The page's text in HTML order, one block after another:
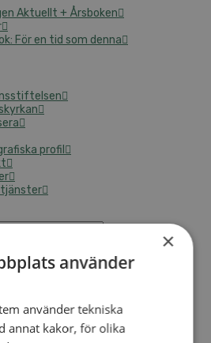
Aktuellt + Årsboken
För en tid som denna
profil
tjänster
×
använder
använder tekniska
annat kakor, för olika